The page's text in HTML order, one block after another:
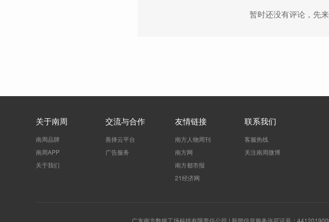
暂时还没有评论，先
关于南周
南周品牌
南周APP
关于我们
交流与合作
善择云平台
广告服务
友情链接
南方人物周刊
南方网
南方都市报
21经济网
联系我们
客服热线
关注南周微博